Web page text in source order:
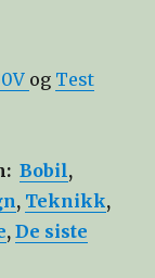
og Test
Bobil,
, Teknikk,
,De siste